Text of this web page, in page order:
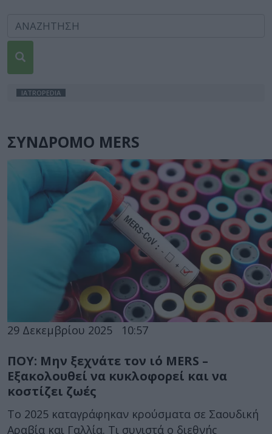
IATROPEDIA
ΣΥΝΔΡΟΜΟ MERS
29 Δεκεμβρίου 2025 10:57
ΠΟΥ: Μην ξεχνάτε τον ιό MERS –
Εξακολουθεί να κυκλοφορεί και να
κοστίζει ζωές
Το 2025 καταγράφηκαν κρούσματα σε Σαουδική
Αραβία και Γαλλία. Τι συνιστά ο διεθνής